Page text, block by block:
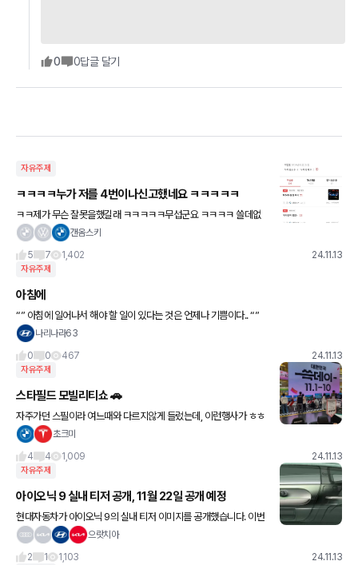
0 0답글 달기
자유주제
ㅋㅋㅋㅋ누가 저를 4번이나신고했네요 ㅋㅋㅋㅋㅋ
ㅋㅋ제가 무슨 잘못을했길래 ㅋㅋㅋㅋㅋ무섭군요 ㅋㅋㅋㅋ 쓸데없
는말 올리거나 밑도끝도없이 추천해달라는 글까는말해서 그분들이
갠옴스키
5
7 1,402 24.11.13
자유주제
아침에
“” 아침에 일어나서 해야 할 일이 있다는 것은 언제나 기쁨이다.. “”
나리나라63
0
0 467 24.11.13
자유주제
스타필드 모빌리티쇼 🚗
자주가던 스필이라 여느때와 다르지않게 들렀는데, 이런행사가 ㅎㅎ
이미 끝났지만, 다양한 차종들 구경할수있어서 눈호강했네요~ 이런
초크미
4
4 1,009 24.11.13
자유주제
아이오닉 9 실내 티저 공개, 11월 22일 공개 예정
현대자동차가 아이오닉 9의 실내 티저 이미지를 공개했습니다. 이번
공개에서는 아늑한 라운지형 실내 디자인과 함께 대시보드, 도어 핸
으랏치아
2
1 1,103 24.11.13